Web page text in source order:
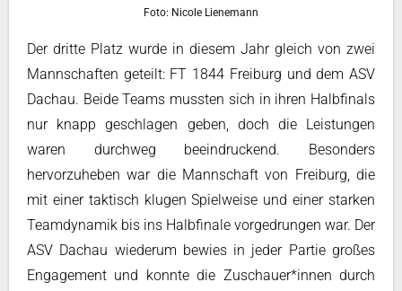
Foto: Nicole Lienemann
Der dritte Platz wurde in diesem Jahr gleich von zwei
Mannschaften geteilt: FT 1844 Freiburg und dem ASV
Dachau. Beide Teams mussten sich in ihren Halbfinals
nur knapp geschlagen geben, doch die Leistungen
waren durchweg beeindruckend. Besonders
hervorzuheben war die Mannschaft von Freiburg, die
mit einer taktisch klugen Spielweise und einer starken
Teamdynamik bis ins Halbfinale vorgedrungen war. Der
ASV Dachau wiederum bewies in jeder Partie großes
Engagement und konnte die Zuschauer*innen durch